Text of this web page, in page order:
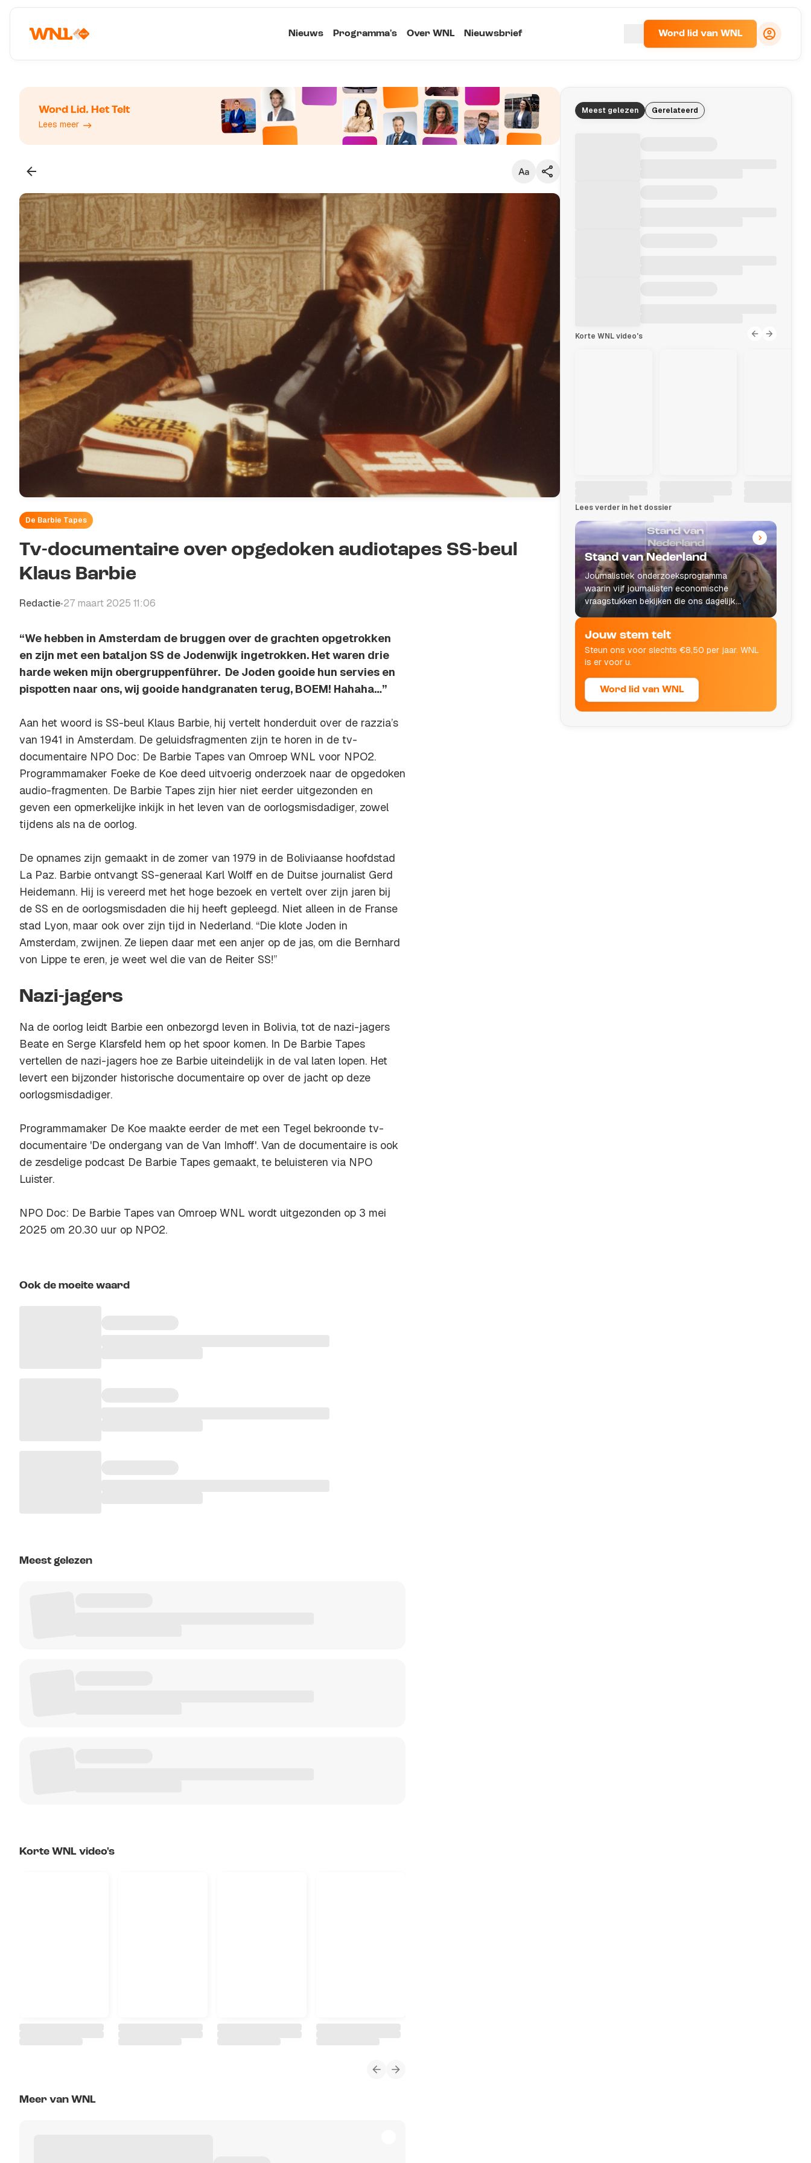
Nieuws Programma's Over WNL Nieuwsbrief Word lid van WNL
Word Lid. Het Telt
Lees meer
De Barbie Tapes
Tv-documentaire over opgedoken audiotapes SS-beul
Klaus Barbie
Redactie•27 maart 2025 11:06
“We hebben in Amsterdam de bruggen over de grachten opgetrokken
en zijn met een bataljon SS de Jodenwijk ingetrokken. Het waren drie
harde weken mijn obergruppenführer. De Joden gooide hun servies en
pispotten naar ons, wij gooide handgranaten terug, BOEM! Hahaha…”
Aan het woord is SS-beul Klaus Barbie, hij vertelt honderduit over de razzia’s
van 1941 in Amsterdam. De geluidsfragmenten zijn te horen in de tv-
documentaire NPO Doc: De Barbie Tapes van Omroep WNL voor NPO2.
Programmamaker Foeke de Koe deed uitvoerig onderzoek naar de opgedoken
audio-fragmenten. De Barbie Tapes zijn hier niet eerder uitgezonden en
geven een opmerkelijke inkijk in het leven van de oorlogsmisdadiger, zowel
tijdens als na de oorlog.
De opnames zijn gemaakt in de zomer van 1979 in de Boliviaanse hoofdstad
La Paz. Barbie ontvangt SS-generaal Karl Wolff en de Duitse journalist Gerd
Heidemann. Hij is vereerd met het hoge bezoek en vertelt over zijn jaren bij
de SS en de oorlogsmisdaden die hij heeft gepleegd. Niet alleen in de Franse
stad Lyon, maar ook over zijn tijd in Nederland. “Die klote Joden in
Amsterdam, zwijnen. Ze liepen daar met een anjer op de jas, om die Bernhard
von Lippe te eren, je weet wel die van de Reiter SS!”
Nazi-jagers
Na de oorlog leidt Barbie een onbezorgd leven in Bolivia, tot de nazi-jagers
Beate en Serge Klarsfeld hem op het spoor komen. In De Barbie Tapes
vertellen de nazi-jagers hoe ze Barbie uiteindelijk in de val laten lopen. Het
levert een bijzonder historische documentaire op over de jacht op deze
oorlogsmisdadiger.
Programmamaker De Koe maakte eerder de met een Tegel bekroonde tv-
documentaire 'De ondergang van de Van Imhoff'. Van de documentaire is ook
de zesdelige podcast De Barbie Tapes gemaakt, te beluisteren via NPO
Luister.
NPO Doc: De Barbie Tapes van Omroep WNL wordt uitgezonden op 3 mei
2025 om 20.30 uur op NPO2.
Ook de moeite waard
Meest gelezen
Korte WNL video's
Meer van WNL
Meest gelezen Gerelateerd
Korte WNL video's
Lees verder in het dossier
Stand van Nederland
Journalistiek onderzoeksprogramma
waarin vijf journalisten economische
vraagstukken bekijken die ons dagelijks
leven raken.
Jouw stem telt
Steun ons voor slechts €8,50 per jaar. WNL
is er voor u.
Word lid van WNL